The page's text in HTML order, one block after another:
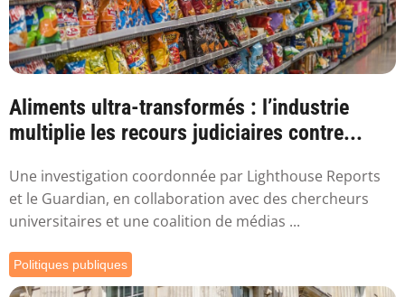
Aliments ultra-transformés : l’industrie
multiplie les recours judiciaires contre...
Une investigation coordonnée par Lighthouse Reports
et le Guardian, en collaboration avec des chercheurs
universitaires et une coalition de médias ...
Politiques publiques